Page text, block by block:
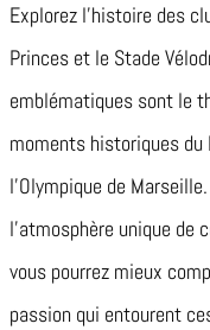
Explorez l’histoire des
Princes et le Stade
emblématiques sont le
moments historiques du
l’Olympique de
l’atmosphère unique de
vous pourrez mieux
passion qui entourent